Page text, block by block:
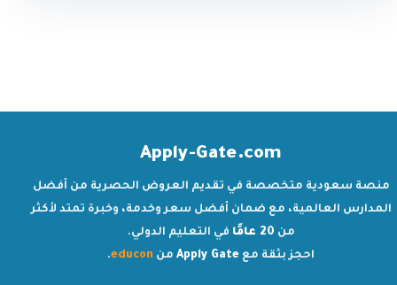
Apply-Gate.com
منصة سعودية متخصصة في تقديم العروض الحصرية من أفضل
المدارس العالمية، مع ضمان أفضل سعر وخدمة، وخبرة تمتد لأكثر
من 20 عامًا
في التعليم الدولي.
احجز بثقة مع Apply Gate من educon
.